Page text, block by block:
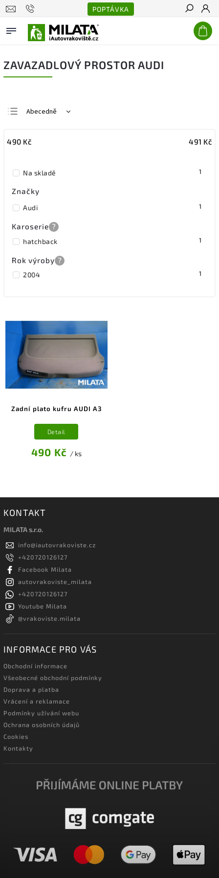
POPTÁVKA
Hledat
ZAVAZADLOVÝ PROSTOR AUDI
Abecedně
Nejdražší
490 Kč 491 Kč
Na skladě 1
Značky
Audi 1
Karoserie ?
hatchback 1
Rok výroby ?
2004 1
Zadní plato kufru AUDI A3
490 Kč / ks
Detail
KONTAKT
MILATA s.r.o.
info@iautovrakoviste.cz
+420720126127
Facebook Milata
autovrakoviste_milata
+420720126127
Youtube Milata
@vrakoviste.milata
INFORMACE PRO VÁS
Obchodní informace
Všeobecné obchodní podmínky
Doprava a platba
Vrácení a reklamace
Podmínky užívání webu
Ochrana osobních údajů
Cookies
Kontakty